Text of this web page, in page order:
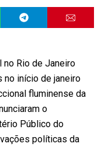
no Rio de Janeiro
no início de janeiro
fluminense da
o
Público do
políticas da